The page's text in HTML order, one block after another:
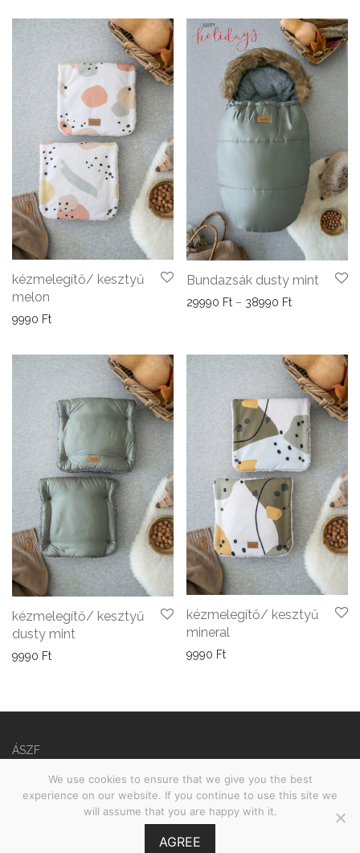
kézmelegítő/ kesztyű
melon
9990 Ft
Bundazsák dusty mint
29990 Ft – 38990 Ft
kézmelegítő/ kesztyű
dusty mint
9990 Ft
kézmelegítő/ kesztyű
mineral
9990 Ft
ÁSZF
Adatvédelmi nyilatkozat
2026 Babies on Board • MOOI.HU
We use cookies to ensure that we give you the best
experience on our website. If you continue to use this site we
will assume that you are happy with it.
AGREE